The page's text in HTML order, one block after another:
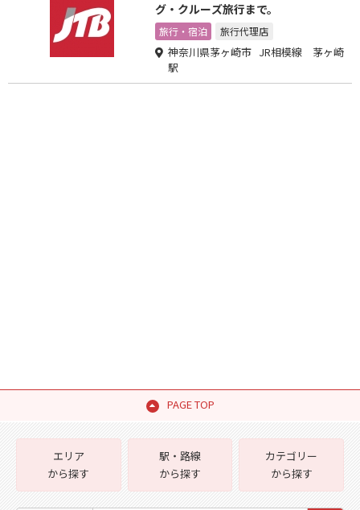
グ・クルーズ旅行まで。
旅行・宿泊 旅行代理店
神奈川県茅ヶ崎市 JR相模線 茅ヶ崎
駅
PAGE TOP
エリア
から探す
駅・路線
から探す
カテゴリー
から探す